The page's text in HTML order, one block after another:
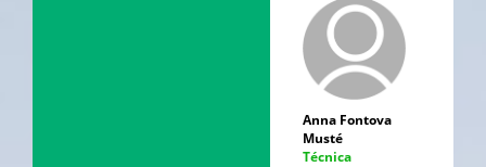
Anna Fontova
Musté
Técnica